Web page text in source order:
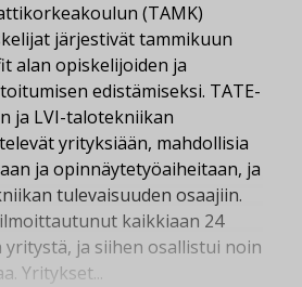
(TAMK)
järjestivät tammikuun
alan opiskelijoiden ja
edistämiseksi. TATE-
ja LVI-talotekniikan
yrityksiään, mahdollisia
ja opinnäytetyöaiheitaan, ja
tulevaisuuden osaajiin.
kaikkiaan 24
ja siihen osallistui noin
Yritykset...